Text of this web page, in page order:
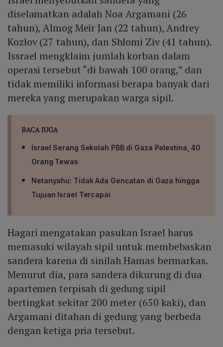
diselamatkan adalah Noa Argamani (26
tahun), Almog Meir Jan (22 tahun), Andrey
Kozlov (27 tahun), dan Shlomi Ziv (41 tahun).
Issrael mengklaim jumlah korban dalam
operasi tersebut “di bawah 100 orang,” dan
tidak memiliki informasi berapa banyak dari
mereka yang merupakan warga sipil.
BACA JUGA
Israel Serang Sekolah PBB di Gaza Palestina, 40
Orang Tewas
Netanyahu: Tidak Ada Gencatan di Gaza hingga
Tujuan Israel Tercapai
Hagari mengatakan pasukan Israel harus
memasuki wilayah sipil untuk membebaskan
sandera karena di sinilah Hamas bermarkas.
Menurut dia, para sandera dikurung di dua
apartemen terpisah di gedung sipil
bertingkat sekitar 200 meter (650 kaki), dan
Argamani ditahan di gedung yang berbeda
dengan ketiga pria tersebut.